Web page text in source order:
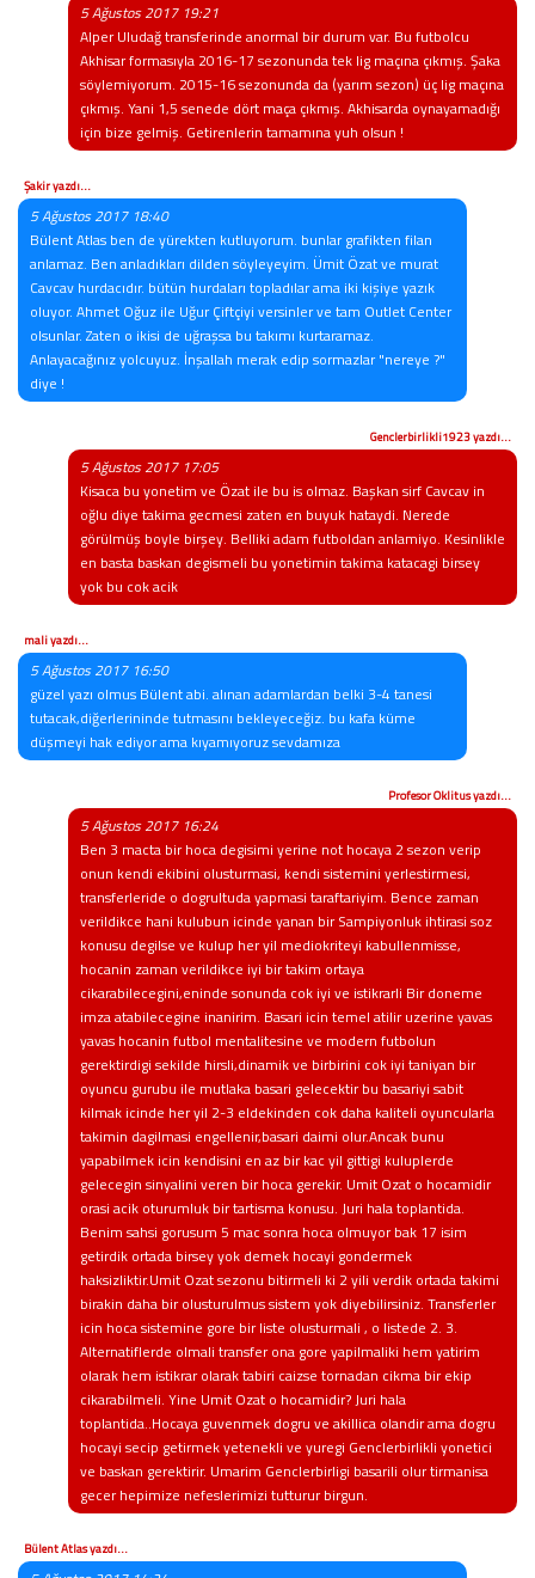
5 Ağustos 2017 19:21
Alper Uludağ transferinde anormal bir durum var. Bu futbolcu
Akhisar formasıyla 2016-17 sezonunda tek lig maçına çıkmış. Şaka
söylemiyorum. 2015-16 sezonunda da (yarım sezon) üç lig maçına
çıkmış. Yani 1,5 senede dört maça çıkmış. Akhisarda oynayamadığı
için bize gelmiş. Getirenlerin tamamına yuh olsun !
Şakir yazdı...
5 Ağustos 2017 18:40
Bülent Atlas ben de yürekten kutluyorum. bunlar grafikten filan
anlamaz. Ben anladıkları dilden söyleyeyim. Ümit Özat ve murat
Cavcav hurdacıdır. bütün hurdaları topladılar ama iki kişiye yazık
oluyor. Ahmet Oğuz ile Uğur Çiftçiyi versinler ve tam Outlet Center
olsunlar. Zaten o ikisi de uğraşsa bu takımı kurtaramaz.
Anlayacağınız yolcuyuz. İnşallah merak edip sormazlar "nereye ?"
diye !
Genclerbirlikli1923 yazdı...
5 Ağustos 2017 17:05
Kisaca bu yonetim ve Özat ile bu is olmaz. Başkan sirf Cavcav in
oğlu diye takima gecmesi zaten en buyuk hataydi. Nerede
görülmüş boyle birşey. Belliki adam futboldan anlamiyo. Kesinlikle
en basta baskan degismeli bu yonetimin takima katacagi birsey
yok bu cok acik
mali yazdı...
5 Ağustos 2017 16:50
güzel yazı olmus Bülent abi. alınan adamlardan belki 3-4 tanesi
tutacak,diğerlerininde tutmasını bekleyeceğiz. bu kafa küme
düşmeyi hak ediyor ama kıyamıyoruz sevdamıza
Profesor Oklitus yazdı...
5 Ağustos 2017 16:24
Ben 3 macta bir hoca degisimi yerine not hocaya 2 sezon verip
onun kendi ekibini olusturmasi, kendi sistemini yerlestirmesi,
transferleride o dogrultuda yapmasi taraftariyim. Bence zaman
verildikce hani kulubun icinde yanan bir Sampiyonluk ihtirasi soz
konusu degilse ve kulup her yil mediokriteyi kabullenmisse,
hocanin zaman verildikce iyi bir takim ortaya
cikarabilecegini,eninde sonunda cok iyi ve istikrarli Bir doneme
imza atabilecegine inanirim. Basari icin temel atilir uzerine yavas
yavas hocanin futbol mentalitesine ve modern futbolun
gerektirdigi sekilde hirsli,dinamik ve birbirini cok iyi taniyan bir
oyuncu gurubu ile mutlaka basari gelecektir bu basariyi sabit
kilmak icinde her yil 2-3 eldekinden cok daha kaliteli oyuncularla
takimin dagilmasi engellenir,basari daimi olur.Ancak bunu
yapabilmek icin kendisini en az bir kac yil gittigi kuluplerde
gelecegin sinyalini veren bir hoca gerekir. Umit Ozat o hocamidir
orasi acik oturumluk bir tartisma konusu. Juri hala toplantida.
Benim sahsi gorusum 5 mac sonra hoca olmuyor bak 17 isim
getirdik ortada birsey yok demek hocayi gondermek
haksizliktir.Umit Ozat sezonu bitirmeli ki 2 yili verdik ortada takimi
birakin daha bir olusturulmus sistem yok diyebilirsiniz. Transferler
icin hoca sistemine gore bir liste olusturmali , o listede 2. 3.
Alternatiflerde olmali transfer ona gore yapilmaliki hem yatirim
olarak hem istikrar olarak tabiri caizse tornadan cikma bir ekip
cikarabilmeli. Yine Umit Ozat o hocamidir? Juri hala
toplantida..Hocaya guvenmek dogru ve akillica olandir ama dogru
hocayi secip getirmek yetenekli ve yuregi Genclerbirlikli yonetici
ve baskan gerektirir. Umarim Genclerbirligi basarili olur tirmanisa
gecer hepimize nefeslerimizi tutturur birgun.
Bülent Atlas yazdı...